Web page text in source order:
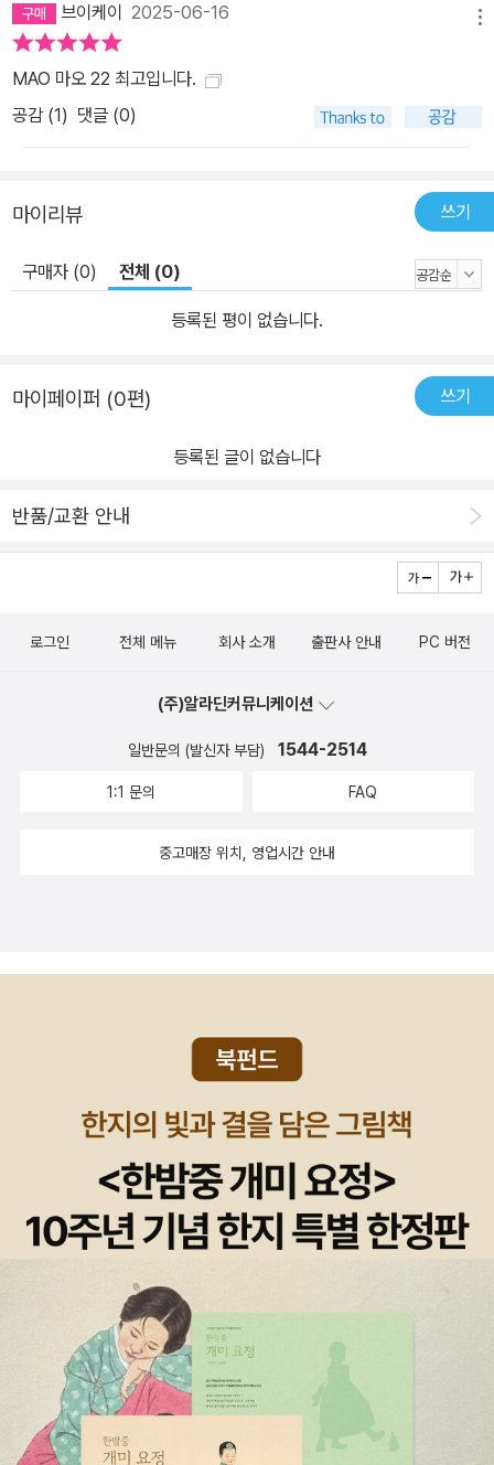
브이케이 2025-06-16
MAO 마오 22 최고입니다.
공감 (1) 댓글 (0)
마이리뷰 쓰기
구매자 (0) 전체 (0)
등록된 평이 없습니다.
마이페이퍼 (0편) 쓰기
등록된 글이 없습니다
반품/교환 안내
로그인 전체 메뉴 회사 소개 출판사 안내 PC 버전
(주)알라딘커뮤니케이션
일반문의 (발신자 부담) 1544-2514
1:1 문의 FAQ
중고매장 위치, 영업시간 안내